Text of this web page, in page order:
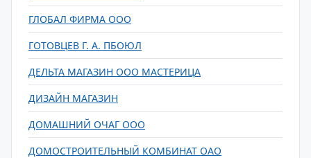
ГЛОБАЛ ФИРМА ООО
ГОТОВЦЕВ Г. А. ПБОЮЛ
ДЕЛЬТА МАГАЗИН ООО МАСТЕРИЦА
ДИЗАЙН МАГАЗИН
ДОМАШНИЙ ОЧАГ ООО
ДОМОСТРОИТЕЛЬНЫЙ КОМБИНАТ ОАО